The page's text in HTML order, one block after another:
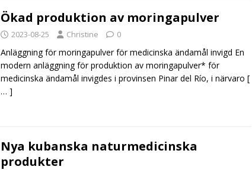
Ökad produktion av moringapulver
2023-08-25 Christine 0
Anläggning för moringapulver för medicinska ändamål invigd En
modern anläggning för produktion av moringapulver* för
medicinska ändamål invigdes i provinsen Pinar del Río, i närvaro [
… ]
Nya kubanska naturmedicinska
produkter